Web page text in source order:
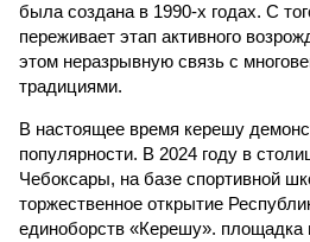
была создана в 1990-х годах. С
переживает этап активного
этом неразрывную связь с
традициями.
В настоящее время керешу
популярности. В 2024 году в
Чебоксары, на базе спортивной
торжественное открытие
единоборств «Керешу».